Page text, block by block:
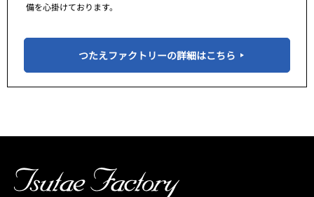
備を心掛けております。
つたえファクトリーの詳細はこちら